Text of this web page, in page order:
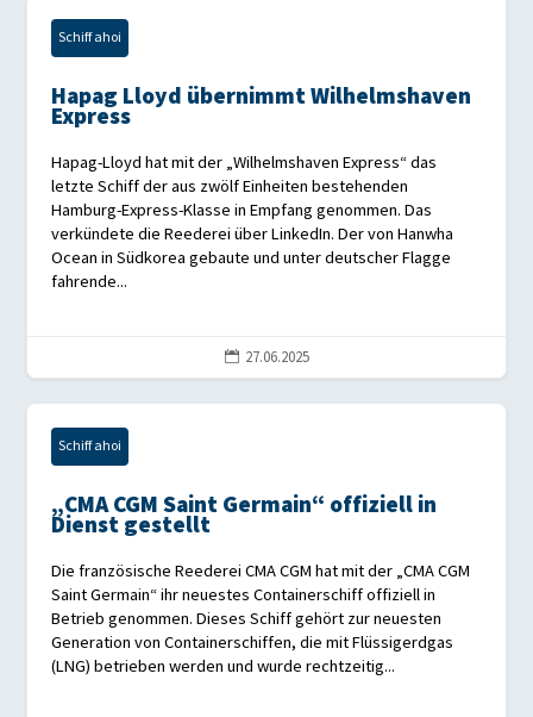
Schiff ahoi
Hapag Lloyd übernimmt Wilhelmshaven
Express
Hapag-Lloyd hat mit der „Wilhelmshaven Express“ das
letzte Schiff der aus zwölf Einheiten bestehenden
Hamburg-Express-Klasse in Empfang genommen. Das
verkündete die Reederei über LinkedIn. Der von Hanwha
Ocean in Südkorea gebaute und unter deutscher Flagge
fahrende...
 27.06.2025
Schiff ahoi
„CMA CGM Saint Germain“ offiziell in
Dienst gestellt
Die französische Reederei CMA CGM hat mit der „CMA CGM
Saint Germain“ ihr neuestes Containerschiff offiziell in
Betrieb genommen. Dieses Schiff gehört zur neuesten
Generation von Containerschiffen, die mit Flüssigerdgas
(LNG) betrieben werden und wurde rechtzeitig...